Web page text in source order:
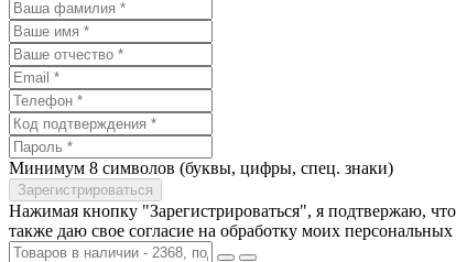
Минимум 8 символов (буквы, цифры, спец. знаки)
Нажимая кнопку "Зарегистрироваться", я подтвержаю,
также даю свое согласие на обработку моих